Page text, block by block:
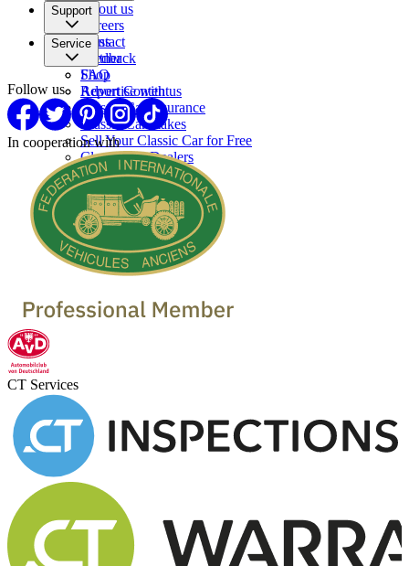
About us
Careers
Press
Partner
Support
Contact
Feedback
FAQ
Report Content
Service
Shop
Advertise with us
Classic Car Insurance
Classic Car makes
Sell Your Classic Car for Free
Classic Car Dealers
Follow us
In cooperation with
CT Services